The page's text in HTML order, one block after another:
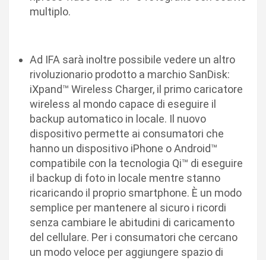
multiplo.
Ad IFA sarà inoltre possibile vedere un altro
rivoluzionario prodotto a marchio SanDisk:
iXpand™ Wireless Charger, il primo caricatore
wireless al mondo capace di eseguire il
backup automatico in locale. Il nuovo
dispositivo permette ai consumatori che
hanno un dispositivo iPhone o Android™
compatibile con la tecnologia Qi™ di eseguire
il backup di foto in locale mentre stanno
ricaricando il proprio smartphone. È un modo
semplice per mantenere al sicuro i ricordi
senza cambiare le abitudini di caricamento
del cellulare. Per i consumatori che cercano
un modo veloce per aggiungere spazio di